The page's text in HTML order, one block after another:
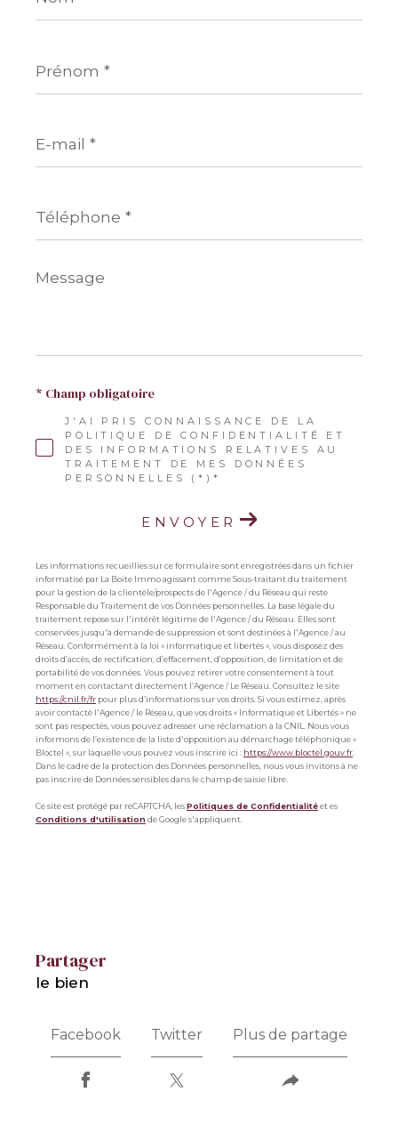
*
mail
*
*
Message
*
J'AI PRIS CONNAISSANCE DE LA
POLITIQUE DE CONFIDENTIALITÉ ET
DES INFORMATIONS RELATIVES AU
TRAITEMENT DE MES DONNÉES
PERSONNELLES (*)*
* Champ obligatoire
ENVOYER
Les informations recueillies sur ce formulaire sont enregistrées dans un fichier
informatisé par La Boite Immo agissant comme Sous-traitant du traitement
pour la gestion de la clientèle/prospects de l'Agence / du Réseau qui reste
Responsable du Traitement de vos Données personnelles. La base légale du
traitement repose sur l'intérêt légitime de l'Agence / du Réseau. Elles sont
conservées jusqu'à demande de suppression et sont destinées à l'Agence / au
Réseau. Conformément à la loi « informatique et libertés », vous disposez des
droits d’accès, de rectification, d’effacement, d’opposition, de limitation et de
portabilité de vos données. Vous pouvez retirer votre consentement à tout
moment en contactant directement l’Agence / Le Réseau. Consultez le site
https://cnil.fr/fr pour plus d’informations sur vos droits. Si vous estimez, après
avoir contacté l'Agence / le Réseau, que vos droits « Informatique et Libertés » ne
sont pas respectés, vous pouvez adresser une réclamation à la CNIL. Nous vous
informons de l’existence de la liste d'opposition au démarchage téléphonique «
Bloctel », sur laquelle vous pouvez vous inscrire ici : https://www.bloctel.gouv.fr.
Dans le cadre de la protection des Données personnelles, nous vous invitons à ne
pas inscrire de Données sensibles dans le champ de saisie libre.
Ce site est protégé par reCAPTCHA, lesPolitiques de Confidentialitéet es
Conditions d'utilisationde Google s'appliquent.
partager
le bien
Facebook Twitter Plus de partage